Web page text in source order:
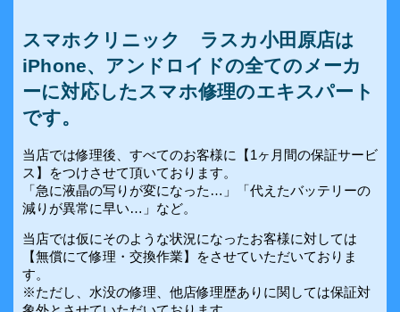
スマホクリニック ラスカ小田原店は
iPhone、アンドロイドの全てのメーカ
ーに対応したスマホ修理のエキスパート
です。
当店では修理後、すべてのお客様に【1ヶ月間の保証サービ
ス】をつけさせて頂いております。
「急に液晶の写りが変になった…」「代えたバッテリーの
減りが異常に早い…」など。
当店では仮にそのような状況になったお客様に対しては
【無償にて修理・交換作業】をさせていただいておりま
す。
※ただし、水没の修理、他店修理歴ありに関しては保証対